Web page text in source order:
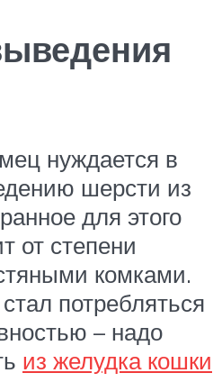
нуждается в
шерсти из
для этого
от степени
комками.
потребляться
– надо
из желудка кошки